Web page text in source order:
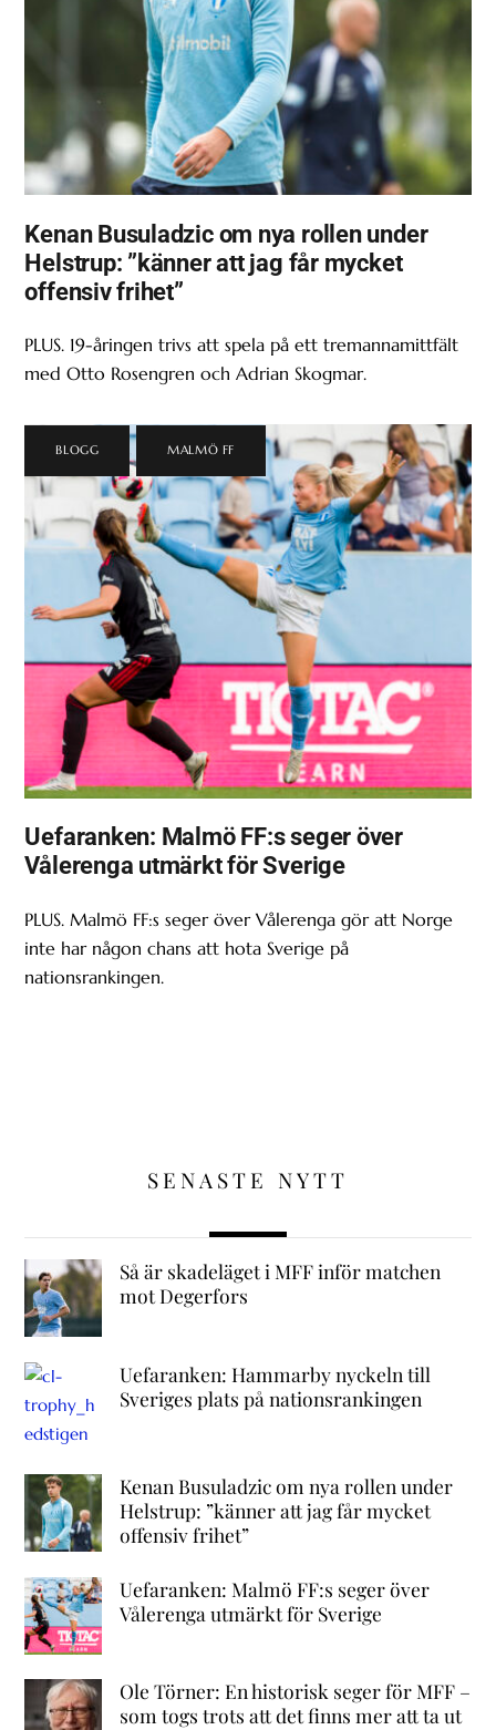
Kenan Busuladzic om nya rollen under
Helstrup: ”känner att jag får mycket
offensiv frihet”
PLUS. 19-åringen trivs att spela på ett tremannamittfält
med Otto Rosengren och Adrian Skogmar.
BLOGG MALMÖ FF
Uefaranken: Malmö FF:s seger över
Vålerenga utmärkt för Sverige
PLUS. Malmö FF:s seger över Vålerenga gör att Norge
inte har någon chans att hota Sverige på
nationsrankingen.
SENASTE NYTT
Så är skadeläget i MFF inför matchen
mot Degerfors
Uefaranken: Hammarby nyckeln till
Sveriges plats på nationsrankingen
Kenan Busuladzic om nya rollen under
Helstrup: ”känner att jag får mycket
offensiv frihet”
Uefaranken: Malmö FF:s seger över
Vålerenga utmärkt för Sverige
Ole Törner: En historisk seger för MFF –
som togs trots att det finns mer att ta ut